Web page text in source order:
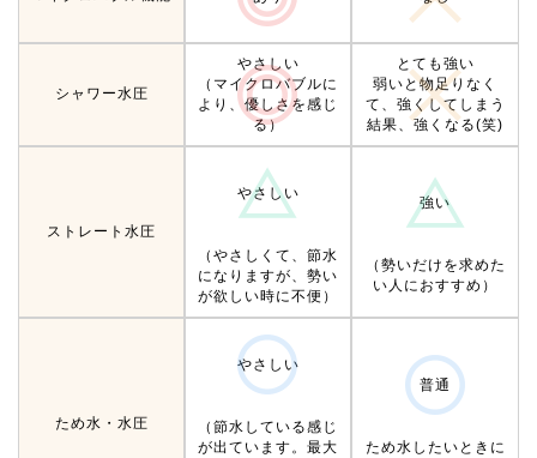
シャワー水圧
やさしい
（マイクロバブルに
より、優しさを感じ
る）
とても強い
弱いと物足りなく
て、強くしてしまう
結果、強くなる(笑)
ストレート水圧
やさしい
（やさしくて、節水
になりますが、勢い
が欲しい時に不便）
強い
（勢いだけを求めた
い人におすすめ）
ため水・水圧
やさしい
（節水している感じ
が出ています。最大
普通
ため水したいときに